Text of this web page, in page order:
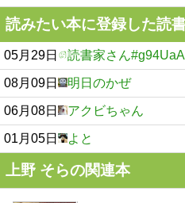
読みたい本に登録した読
05月29日 読書家さん#g94UaA
08月09日 明日のかぜ
06月08日 アクビちゃん
01月05日 よと
上野 そらの関連本